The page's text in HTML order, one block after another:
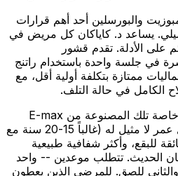
والبورسلين أحد أهم قرارات
يساعد د. كاياكان كل مريض في
على الأدلة. تقدم قشور
في جلسة واحدة باستخدام راتنج
ممتازة بتكلفة أولية أقل، مع
الكامل في حالة التلف.
بينما توفر قشور البورسلين، خاصة تلك المصنوعة من E-max
ثنائي سيليكات الليثيوم، طول عمر لا مثيل له (غالباً 15-20 سنة مع
للبقع، وأكثر شفافية طبيعية
الحديث. تتطلب موعدين -- واحد
للصق. للمرضى الذين يعطون